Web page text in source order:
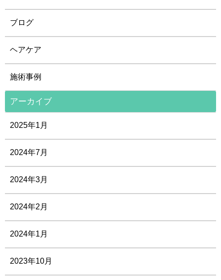
ブログ
ヘアケア
施術事例
アーカイブ
2025年1月
2024年7月
2024年3月
2024年2月
2024年1月
2023年10月